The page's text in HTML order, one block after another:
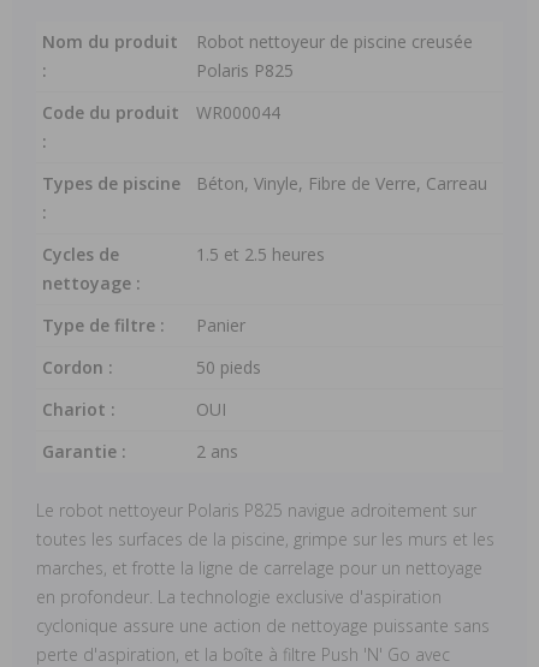
Nom du produit
:
Robot nettoyeur de piscine creusée
Polaris P825
Code du produit
:
WR000044
Types de piscine
:
Béton, Vinyle, Fibre de Verre, Carreau
Cycles de
nettoyage :
1.5 et 2.5 heures
Type de filtre :
Panier
Cordon :
50 pieds
Chariot :
OUI
Garantie :
2 ans
Le robot nettoyeur Polaris P825 navigue adroitement sur
toutes les surfaces de la piscine, grimpe sur les murs et les
marches, et frotte la ligne de carrelage pour un nettoyage
en profondeur. La technologie exclusive d'aspiration
cyclonique assure une action de nettoyage puissante sans
perte d'aspiration, et la boîte à filtre Push 'N' Go avec